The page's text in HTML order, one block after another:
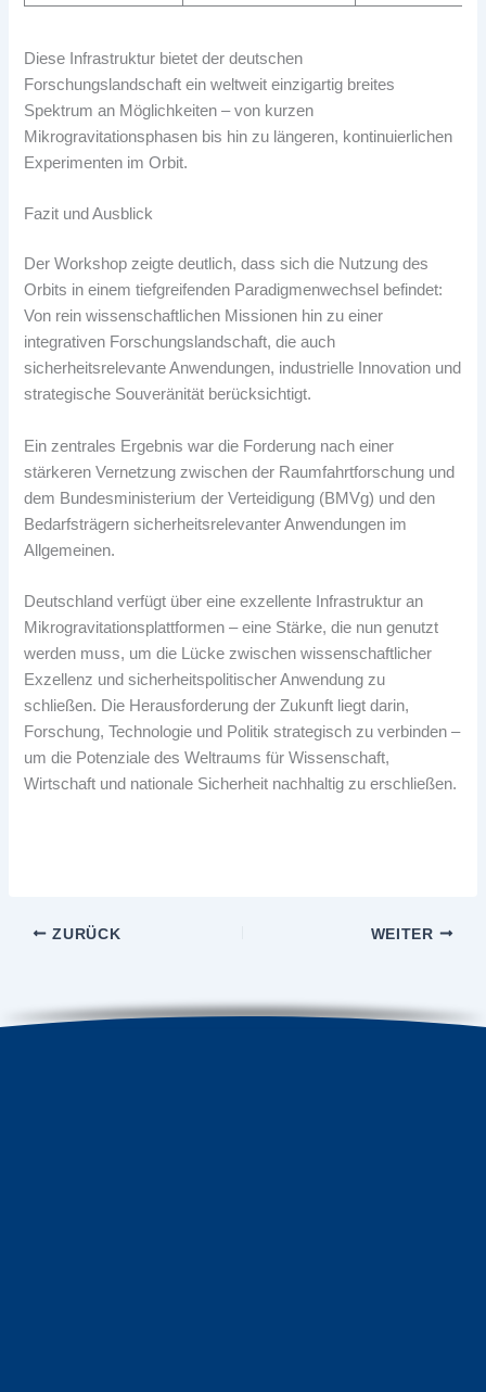
Diese Infrastruktur bietet der deutschen
Forschungslandschaft ein weltweit einzigartig breites
Spektrum an Möglichkeiten – von kurzen
Mikrogravitationsphasen bis hin zu längeren, kontinuierlichen
Experimenten im Orbit.
Fazit und Ausblick
Der Workshop zeigte deutlich, dass sich die Nutzung des
Orbits in einem tiefgreifenden Paradigmenwechsel befindet:
Von rein wissenschaftlichen Missionen hin zu einer
integrativen Forschungslandschaft, die auch
sicherheitsrelevante Anwendungen, industrielle Innovation und
strategische Souveränität berücksichtigt.
Ein zentrales Ergebnis war die Forderung nach einer
stärkeren Vernetzung zwischen der Raumfahrtforschung und
dem Bundesministerium der Verteidigung (BMVg) und den
Bedarfsträgern sicherheitsrelevanter Anwendungen im
Allgemeinen.
Deutschland verfügt über eine exzellente Infrastruktur an
Mikrogravitationsplattformen – eine Stärke, die nun genutzt
werden muss, um die Lücke zwischen wissenschaftlicher
Exzellenz und sicherheitspolitischer Anwendung zu
schließen. Die Herausforderung der Zukunft liegt darin,
Forschung, Technologie und Politik strategisch zu verbinden –
um die Potenziale des Weltraums für Wissenschaft,
Wirtschaft und nationale Sicherheit nachhaltig zu erschließen.
ZURÜCK WEITER